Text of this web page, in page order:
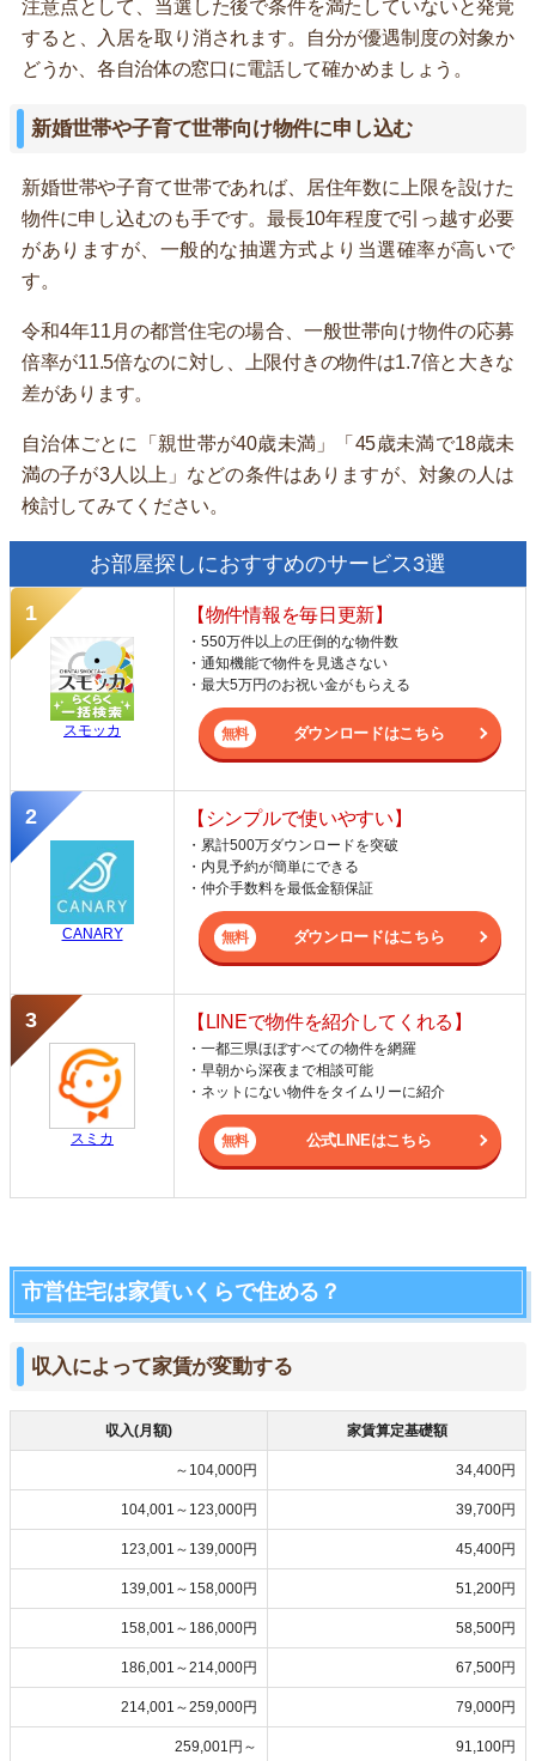
注意点として、当選した後で条件を満たしていないと発覚
すると、入居を取り消されます。自分が優遇制度の対象か
どうか、各自治体の窓口に電話して確かめましょう。
新婚世帯や子育て世帯向け物件に申し込む
新婚世帯や子育て世帯であれば、居住年数に上限を設けた
物件に申し込むのも手です。最長10年程度で引っ越す必要
がありますが、一般的な抽選方式より当選確率が高いで
す。
令和4年11月の都営住宅の場合、一般世帯向け物件の応募
倍率が11.5倍なのに対し、上限付きの物件は1.7倍と大きな
差があります。
自治体ごとに「親世帯が40歳未満」「45歳未満で18歳未
満の子が3人以上」などの条件はありますが、対象の人は
検討してみてください。
お部屋探しにおすすめのサービス3選
スモッカ
【物件情報を毎日更新】
・550万件以上の圧倒的な物件数
・通知機能で物件を見逃さない
・最大5万円のお祝い金がもらえる
ダウンロードはこちら
CANARY
【シンプルで使いやすい】
・累計500万ダウンロードを突破
・内見予約が簡単にできる
・仲介手数料を最低金額保証
ダウンロードはこちら
スミカ
【LINEで物件を紹介してくれる】
・一都三県ほぼすべての物件を網羅
・早朝から深夜まで相談可能
・ネットにない物件をタイムリーに紹介
公式LINEはこちら
市営住宅は家賃いくらで住める？
収入によって家賃が変動する
収入(月額) 家賃算定基礎額
～104,000円 34,400円
104,001～123,000円 39,700円
123,001～139,000円 45,400円
139,001～158,000円 51,200円
158,001～186,000円 58,500円
186,001～214,000円 67,500円
214,001～259,000円 79,000円
259,001円～ 91,100円